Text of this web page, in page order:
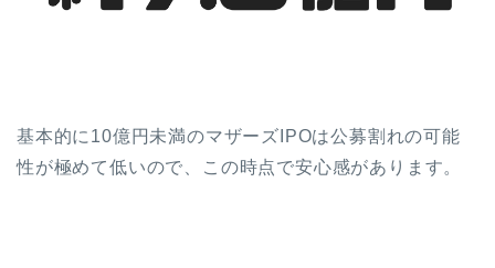
基本的に10億円未満のマザーズIPOは公募割れの可能
性が極めて低いので、この時点で安心感があります。